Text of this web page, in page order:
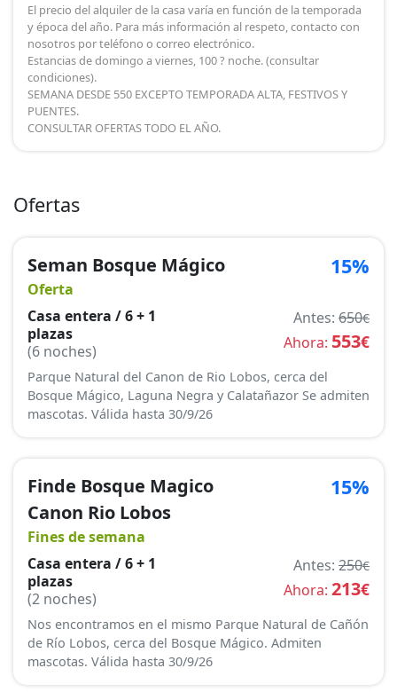
Ofertas
Seman Bosque Mágico
Oferta
15%
Casa entera / 6 + 1
plazas
(6 noches)
Antes: 650€
Ahora: 553€
Parque Natural del Canon de Rio Lobos, cerca del
Bosque Mágico, Laguna Negra y Calatañazor Se admiten
mascotas. Válida hasta 30/9/26
Finde Bosque Magico
Canon Rio Lobos
Fines de semana
15%
Casa entera / 6 + 1
plazas
(2 noches)
Antes: 250€
Ahora: 213€
Nos encontramos en el mismo Parque Natural de Cañón
de Río Lobos, cerca del Bosque Mágico. Admiten
mascotas. Válida hasta 30/9/26
El precio del alquiler de la casa varía en función de la temporada
y época del año. Para más información al respeto, contacto con
nosotros por teléfono o correo electrónico.
Estancias de domingo a viernes, 100 ? noche. (consultar
condiciones).
SEMANA DESDE 550 EXCEPTO TEMPORADA ALTA, FESTIVOS Y
PUENTES.
CONSULTAR OFERTAS TODO EL AÑO.